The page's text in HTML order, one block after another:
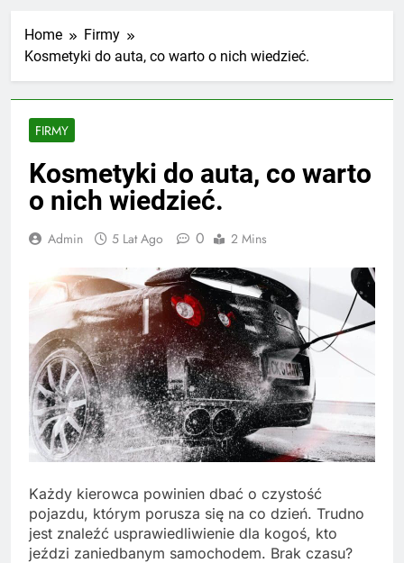
Home
Firmy
Kosmetyki do auta, co warto o nich wiedzieć.
FIRMY
Kosmetyki do auta, co warto
o nich wiedzieć.
Admin 5 Lat Ago 0 2 Mins
Każdy kierowca powinien dbać o czystość
pojazdu, którym porusza się na co dzień. Trudno
jest znaleźć usprawiedliwienie dla kogoś, kto
jeździ zaniedbanym samochodem. Brak czasu?